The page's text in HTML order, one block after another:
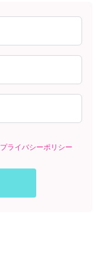
プライバシーポリシー